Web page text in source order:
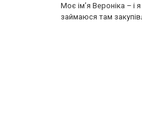
Моє ім’я Вероніка – і
займаюся там